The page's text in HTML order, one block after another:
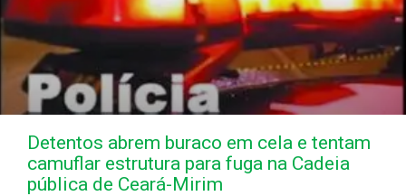
Detentos abrem buraco em cela e tentam
camuflar estrutura para fuga na Cadeia
pública de Ceará-Mirim